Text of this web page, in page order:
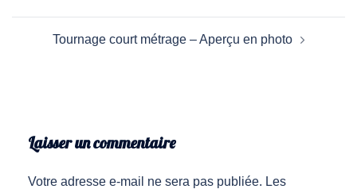
Tournage court métrage – Aperçu en photo
Laisser un commentaire
Votre adresse e-mail ne sera pas publiée. Les